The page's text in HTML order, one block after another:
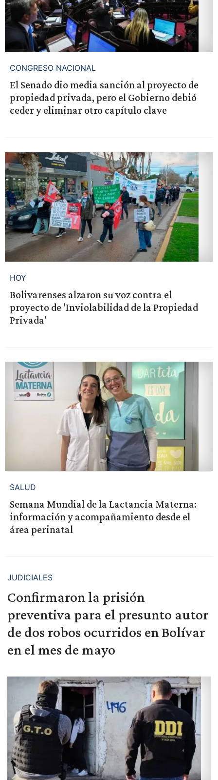
CONGRESO NACIONAL
El Senado dio media sanción al proyecto de
propiedad privada, pero el Gobierno debió
ceder y eliminar otro capítulo clave
HOY
Bolivarenses alzaron su voz contra el
proyecto de 'Inviolabilidad de la Propiedad
Privada'
SALUD
Semana Mundial de la Lactancia Materna:
información y acompañamiento desde el
área perinatal
JUDICIALES
Confirmaron la prisión
preventiva para el presunto autor
de dos robos ocurridos en Bolívar
en el mes de mayo